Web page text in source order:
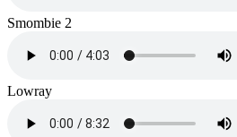
Smombie 2
Lowray